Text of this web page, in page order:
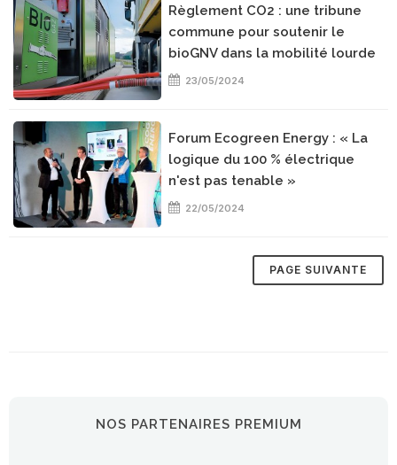
Règlement CO2 : une tribune
commune pour soutenir le
bioGNV dans la mobilité lourde
23/05/2024
Forum Ecogreen Energy : « La
logique du 100 % électrique
n'est pas tenable »
22/05/2024
NOS PARTENAIRES PREMIUM